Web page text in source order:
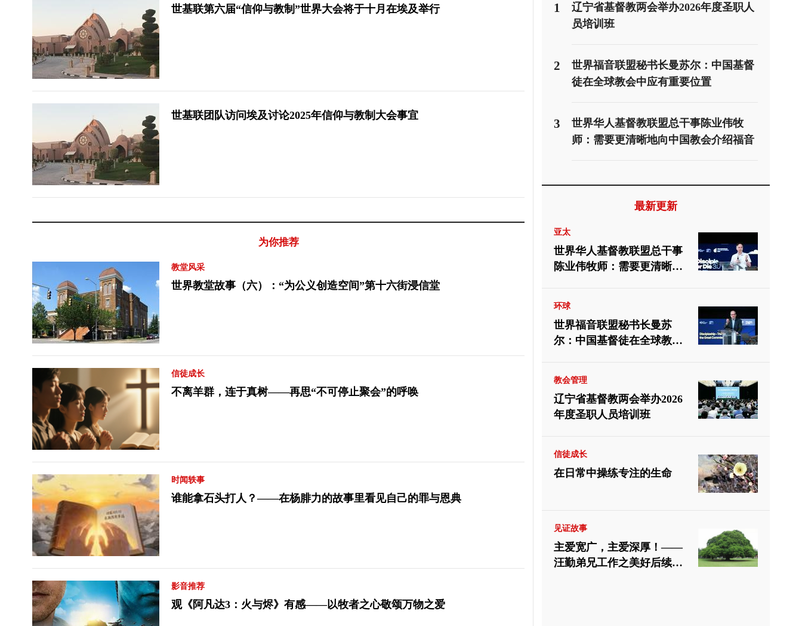
世基联第六届“信仰与教制”世界大会将于十月在埃及举行
世基联团队访问埃及讨论2025年信仰与教制大会事宜
为你推荐
教堂风采
世界教堂故事（六）：“为公义创造空间”第十六街浸信堂
信徒成长
不离羊群，连于真树——再思“不可停止聚会”的呼唤
时闻轶事
谁能拿石头打人？——在杨腓力的故事里看见自己的罪与恩典
影音推荐
观《阿凡达3：火与烬》有感——以牧者之心敬颂万物之爱
1
辽宁省基督教两会举办2026年度圣职人
员培训班
2
世界福音联盟秘书长曼苏尔：中国基督
徒在全球教会中应有重要位置
3
世界华人基督教联盟总干事陈业伟牧
师：需要更清晰地向中国教会介绍福音
最新更新
亚太
世界华人基督教联盟总干事
陈业伟牧师：需要更清晰地
环球
世界福音联盟秘书长曼苏
尔：中国基督徒在全球教会
教会管理
辽宁省基督教两会举办2026
年度圣职人员培训班
信徒成长
在日常中操练专注的生命
见证故事
主爱宽广，主爱深厚！——
汪勤弟兄工作之美好后续见